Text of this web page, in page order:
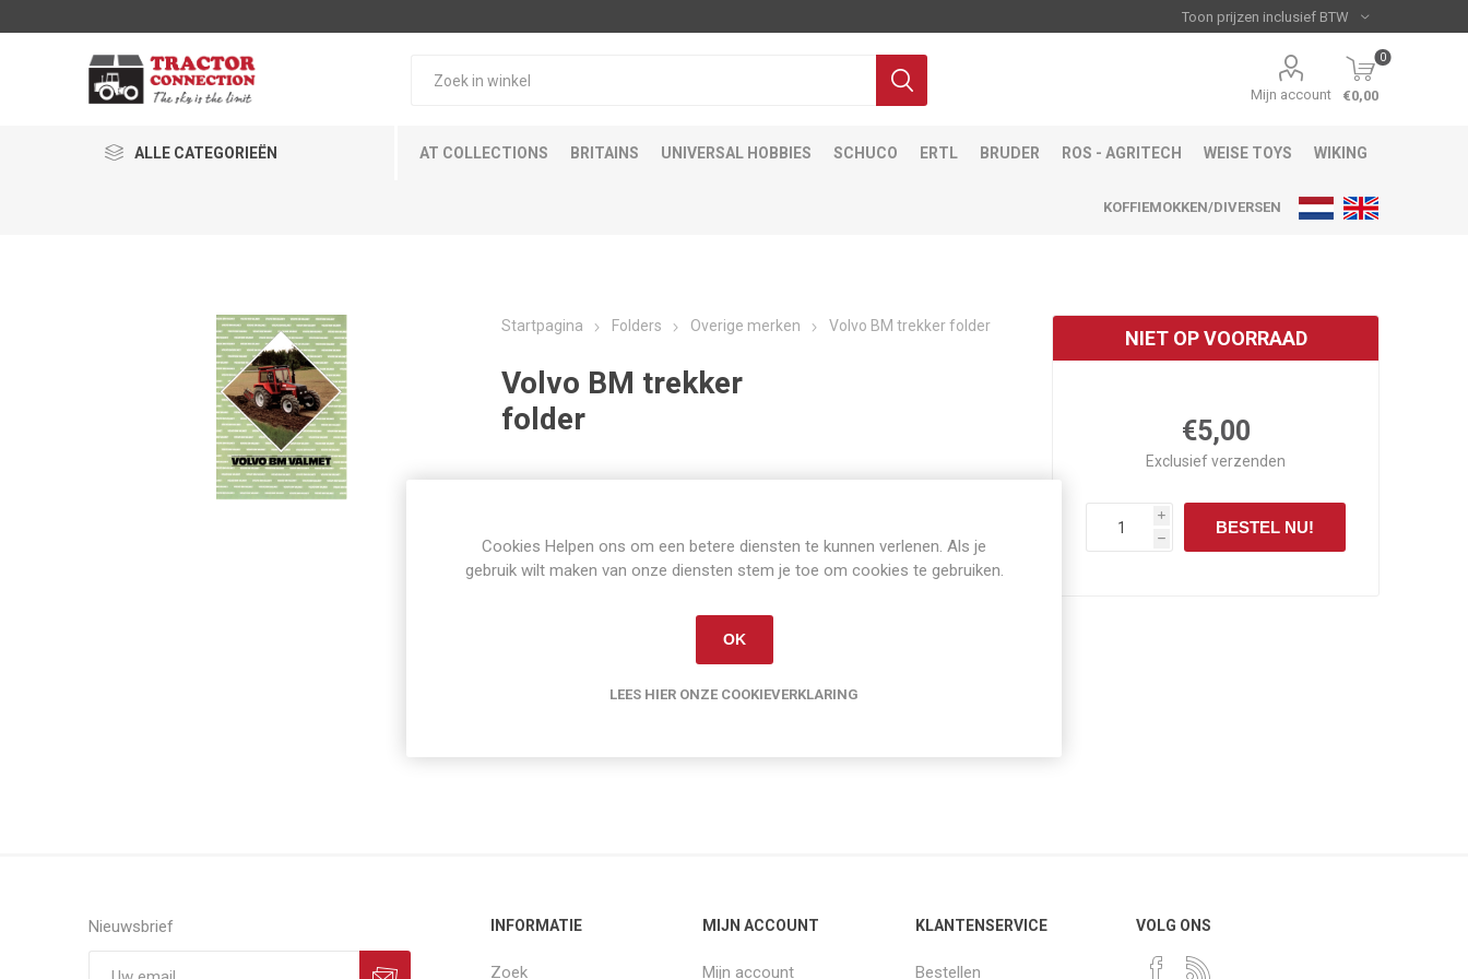
Mijn account
0
€0,00
ALLE CATEGORIEËN AT COLLECTIONS BRITAINS UNIVERSAL HOBBIES SCHUCO ERTL BRUDER ROS - AGRITECH WEISE TOYS WIKING
KOFFIEMOKKEN/DIVERSEN
Startpagina Folders Overige merken Volvo BM trekker folder
Volvo BM trekker
folder
21 * 29,5 cm
2 pagina's (4 zijden)
Artikelnummer: BM-TRAC
NIET OP VOORRAAD
€5,00
Exclusiefverzenden
i
h
BESTEL NU!
Nieuwsbrief INFORMATIE
Zoek
MIJN ACCOUNT
Mijn account
KLANTENSERVICE
Bestellen
VOLG ONS
Cookies Helpen ons om een betere diensten te kunnen verlenen. Als je
gebruik wilt maken van onze diensten stem je toe om cookies te gebruiken.
OK
LEES HIER ONZE COOKIEVERKLARING